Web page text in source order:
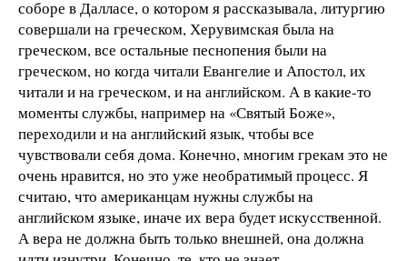
соборе в Далласе, о котором я рассказывала, литургию
совершали на греческом, Херувимская была на
греческом, все остальные песнопения были на
греческом, но когда читали Евангелие и Апостол, их
читали и на греческом, и на английском. А в какие-то
моменты службы, например на «Святый Боже»,
переходили и на английский язык, чтобы все
чувствовали себя дома. Конечно, многим грекам это не
очень нравится, но это уже необратимый процесс. Я
считаю, что американцам нужны службы на
английском языке, иначе их вера будет искусственной.
А вера не должна быть только внешней, она должна